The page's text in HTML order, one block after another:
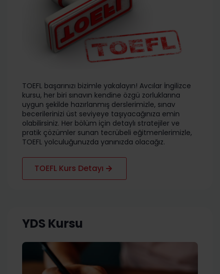
TOEFL başarınızı bizimle yakalayın! Avcılar İngilizce
kursu, her biri sınavın kendine özgü zorluklarına
uygun şekilde hazırlanmış derslerimizle, sınav
becerilerinizi üst seviyeye taşıyacağınıza emin
olabilirsiniz. Her bölüm için detaylı stratejiler ve
pratik çözümler sunan tecrübeli eğitmenlerimizle,
TOEFL yolculuğunuzda yanınızda olacağız.
TOEFL Kurs Detayı
YDS Kursu